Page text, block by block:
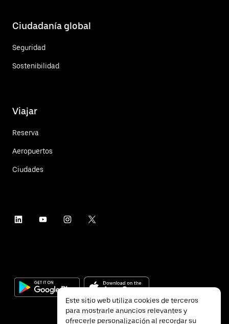
Ciudadanía global
Seguridad
Sostenibilidad
Viajar
Reserva
Aeropuertos
Ciudades
Este sitio web utiliza cookies de terceros
para mostrarle anuncios relevantes y
ofrecerle personalización al recordar su